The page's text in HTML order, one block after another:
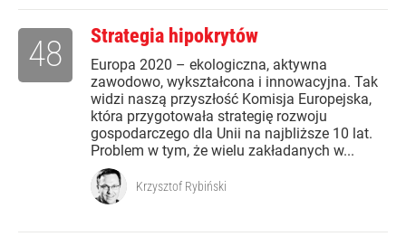
Strategia hipokrytów
Europa 2020 – ekologiczna, aktywna
zawodowo, wykształcona i innowacyjna. Tak
widzi naszą przyszłość Komisja Europejska,
która przygotowała strategię rozwoju
gospodarczego dla Unii na najbliższe 10 lat.
Problem w tym, że wielu zakładanych w...
48
Krzysztof Rybiński